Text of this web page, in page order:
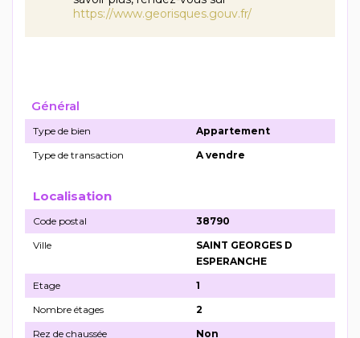
https://www.georisques.gouv.fr/
Général
Type de bien
Appartement
Type de transaction
A vendre
Localisation
Code postal
38790
Ville
SAINT GEORGES D
ESPERANCHE
Etage
1
Nombre étages
2
Rez de chaussée
Non